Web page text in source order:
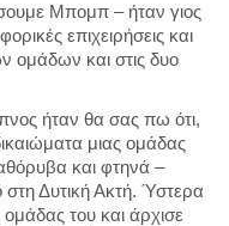
Μπομπ – ήταν γιος
επιχειρήσεις και
ομάδων και στις δυο
ήταν θα σας πω ότι,
μιας ομάδας
και φτηνά –
Δυτική Ακτή. Ύστερα
του και άρχισε